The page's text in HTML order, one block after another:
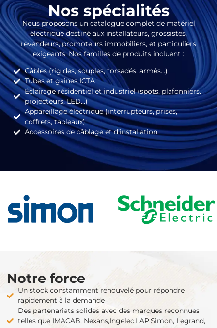
Nos spécialités
Nous proposons un catalogue complet de matériel
électrique destiné aux installateurs, grossistes,
revendeurs, promoteurs immobiliers, et particuliers
exigeants. Nos familles de produits incluent :
Câbles (rigides, souples, torsadés, armés…)
Tubes et gaines ICTA
Éclairage résidentiel et industriel (spots, plafonniers,
projecteurs, LED…)
Appareillage électrique (interrupteurs, prises,
coffrets, tableaux)
Accessoires de câblage et d’installation
Notre force
Un stock constamment renouvelé pour répondre
rapidement à la demande
Des partenariats solides avec des marques reconnues
telles que IMACAB, Nexans,Ingelec,LAP,Simon, Legrand,